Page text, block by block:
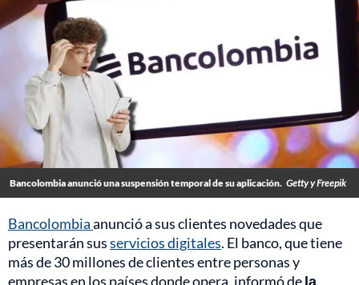
Bancolombia anunció una suspensión temporal de su aplicación. Getty y Freepik
Bancolombiaanunció a sus clientes novedades que
presentarán susservicios digitales. El banco, que tiene
más de 30 millones de clientes entre personas y
empresas en los países donde opera, informó dela